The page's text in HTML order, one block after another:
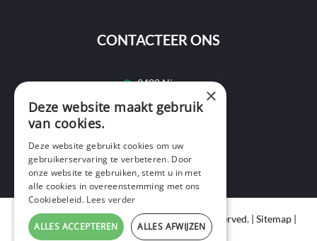
CONTACTEER ONS
9400 Ninove
info@ninofmedia.tv
+32 495 69 32 72
Copyright © 2020 Ninof Media. All Rights Reserved. | Sitemap|
Cookie Policy|Privacy Policy
×
Deze website maakt gebruik
van cookies.
Deze website gebruikt cookies om uw
gebruikerservaring te verbeteren. Door
onze website te gebruiken, stemt u in met
alle cookies in overeenstemming met ons
Cookiebeleid. Lees verder
ALLES ACCEPTEREN ALLES AFWIJZEN